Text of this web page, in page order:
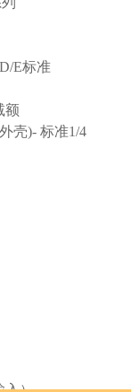
E标准
额
壳)- 标准1/4